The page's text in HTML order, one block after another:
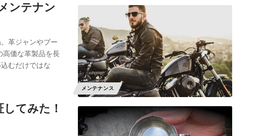
メンテナンス
ンテナン
革ジャンやブー
高価な革製品を長
むだけではな
てみた！